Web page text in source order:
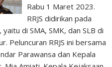
Rabu 1 Maret 2023.
RRJS didirikan pada
di SMA, SMK, dan SLB di
Peluncuran RRJS ini bersama
Parawansa dan Kepala